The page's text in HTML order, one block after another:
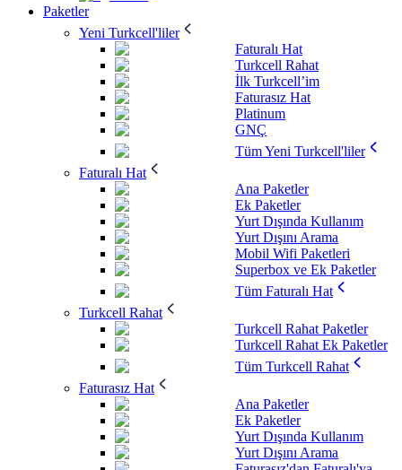
Paketler
Yeni Turkcell'liler
Faturalı Hat
Turkcell Rahat
İlk Turkcell’im
Faturasız Hat
Platinum
GNÇ
Tüm Yeni Turkcell'liler
Faturalı Hat
Ana Paketler
Ek Paketler
Yurt Dışında Kullanım
Yurt Dışını Arama
Mobil Wifi Paketleri
Superbox ve Ek Paketler
Tüm Faturalı Hat
Turkcell Rahat
Turkcell Rahat Paketler
Turkcell Rahat Ek Paketler
Tüm Turkcell Rahat
Faturasız Hat
Ana Paketler
Ek Paketler
Yurt Dışında Kullanım
Yurt Dışını Arama